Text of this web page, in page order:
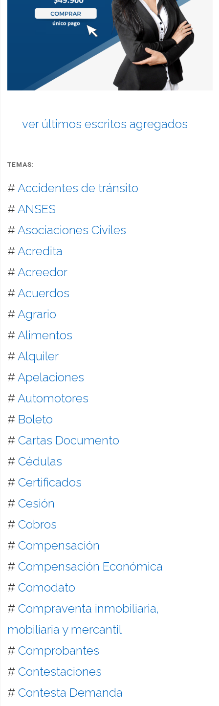
ver últimos escritos agregados
TEMAS:
#Accidentes de tránsito
#ANSES
#Asociaciones Civiles
#Acredita
#Acreedor
#Acuerdos
#Agrario
#Alimentos
#Alquiler
#Apelaciones
#Automotores
# Boleto
# Cartas Documento
# Cédulas
# Certificados
# Cesión
# Cobros
# Compensación
# Compensación Económica
# Comodato
# Compraventa inmobiliaria,
mobiliaria y mercantil
# Comprobantes
# Contestaciones
# Contesta Demanda